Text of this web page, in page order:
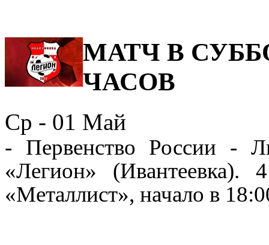
МАТЧ В
ЧАСОВ
Ср - 01 Май
- Первенство России -
«Легион» (Ивантеевка).
«Металлист», начало в